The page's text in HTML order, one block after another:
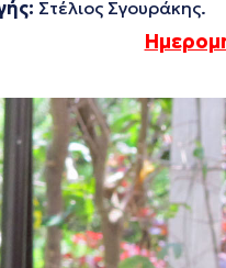
Στέλιος Σγουράκης.